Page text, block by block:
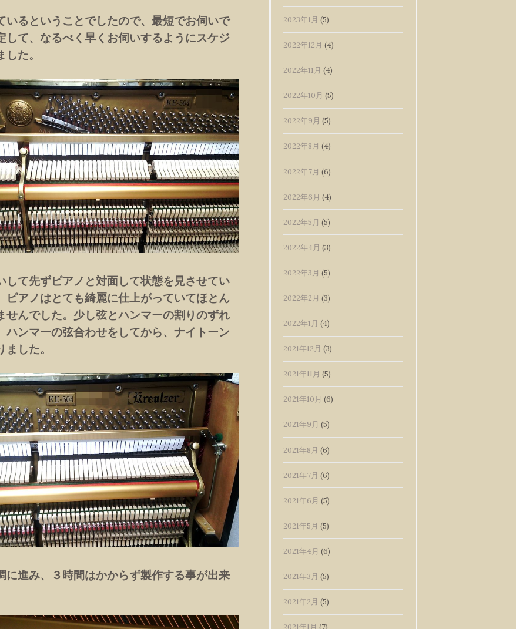
いるということでしたので、最短でお伺いで
して、なるべく早くお伺いするようにスケジ
た。
して先ずピアノと対面して状態を見させてい
ピアノはとても綺麗に仕上がっていてほとん
せんでした。少し弦とハンマーの割りのずれ
ハンマーの弦合わせをしてから、ナイトーン
した。
に進み、３時間はかからず製作する事が出来
2023年1月 (5)
2022年12月 (4)
2022年11月 (4)
2022年10月 (5)
2022年9月 (5)
2022年8月 (4)
2022年7月 (6)
2022年6月 (4)
2022年5月 (5)
2022年4月 (3)
2022年3月 (5)
2022年2月 (3)
2022年1月 (4)
2021年12月 (3)
2021年11月 (5)
2021年10月 (6)
2021年9月 (5)
2021年8月 (6)
2021年7月 (6)
2021年6月 (5)
2021年5月 (5)
2021年4月 (6)
2021年3月 (5)
2021年2月 (5)